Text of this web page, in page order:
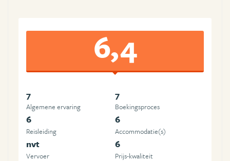
6,4
7
Algemene ervaring
7
Boekingsproces
6
Reisleiding
6
Accommodatie(s)
nvt
Vervoer
6
Prijs-kwaliteit